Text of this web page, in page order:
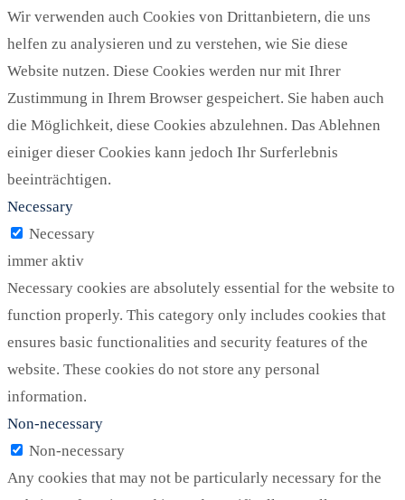
Wir verwenden auch Cookies von Drittanbietern, die uns
helfen zu analysieren und zu verstehen, wie Sie diese
Website nutzen. Diese Cookies werden nur mit Ihrer
Zustimmung in Ihrem Browser gespeichert. Sie haben auch
die Möglichkeit, diese Cookies abzulehnen. Das Ablehnen
einiger dieser Cookies kann jedoch Ihr Surferlebnis
beeinträchtigen.
Necessary
Necessary
immer aktiv
Necessary cookies are absolutely essential for the website to
function properly. This category only includes cookies that
ensures basic functionalities and security features of the
website. These cookies do not store any personal
information.
Non-necessary
Non-necessary
Any cookies that may not be particularly necessary for the